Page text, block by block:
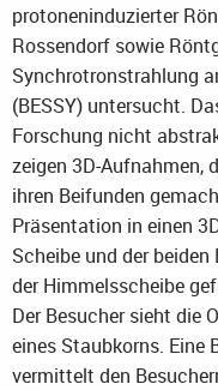
protoneninduzierter
Rossendorf sowie
Synchrotronstrahlung
(BESSY) untersucht.
Forschung nicht
zeigen 3D-Aufnahmen,
ihren Beifunden
Präsentation in einen
Scheibe und der
der Himmelsscheibe
Der Besucher sieht die
eines Staubkorns. Eine
vermittelt den